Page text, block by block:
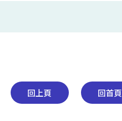
回上頁 回首頁